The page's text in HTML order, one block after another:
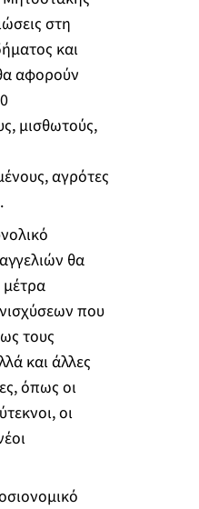
στη
και
αφορούν
μισθωτούς,
αγρότες
θα
που
τους
και άλλες
όπως οι
οι